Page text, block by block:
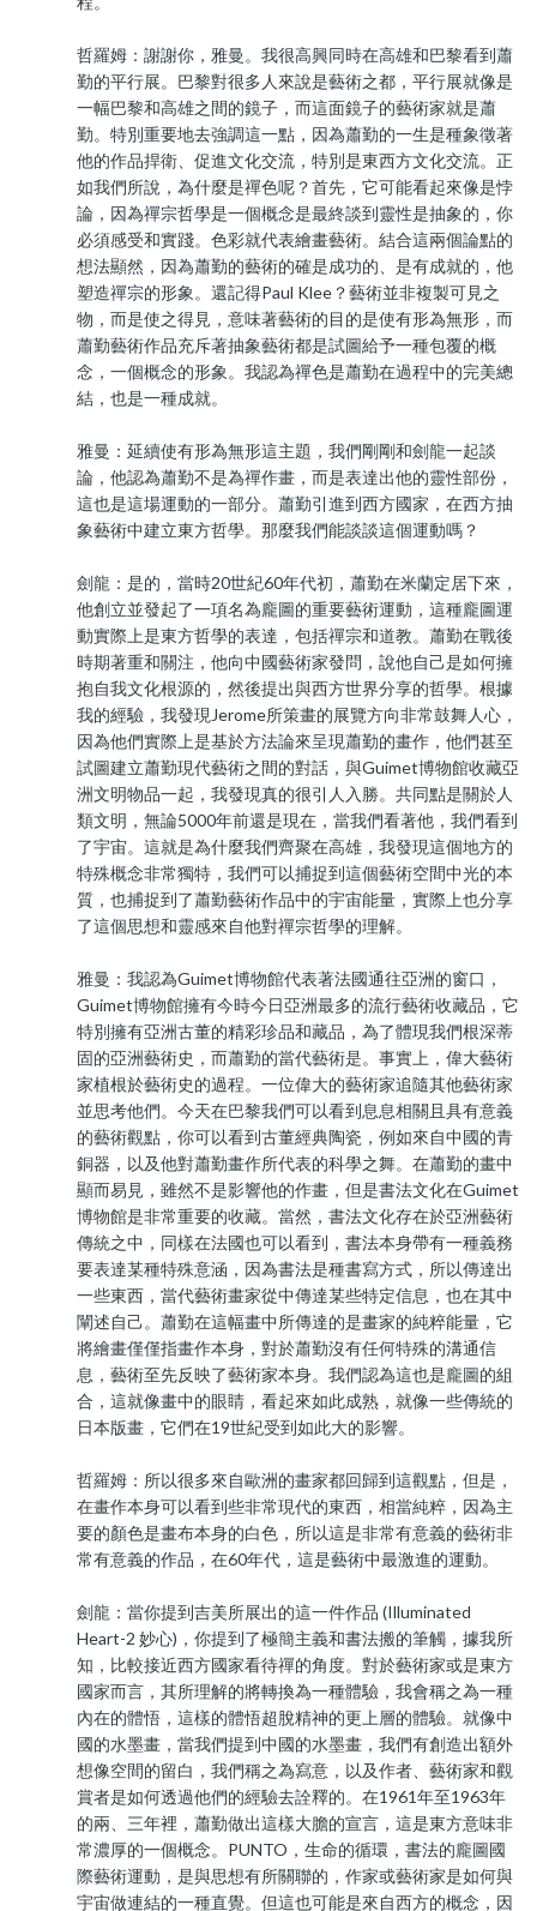
哲羅姆：謝謝你，雅曼。我很高興同時在高雄和巴黎看到蕭
勤的平行展。巴黎對很多人來說是藝術之都，平行展就像是
一幅巴黎和高雄之間的鏡子，而這面鏡子的藝術家就是蕭
勤。特別重要地去強調這一點，因為蕭勤的一生是種象徵著
他的作品捍衛、促進文化交流，特別是東西方文化交流。正
如我們所說，為什麼是禪色呢？首先，它可能看起來像是悖
論，因為禪宗哲學是一個概念是最終談到靈性是抽象的，你
必須感受和實踐。色彩就代表繪畫藝術。結合這兩個論點的
想法顯然，因為蕭勤的藝術的確是成功的、是有成就的，他
塑造禪宗的形象。還記得Paul Klee？藝術並非複製可見之
物，而是使之得見，意味著藝術的目的是使有形為無形，而
蕭勤藝術作品充斥著抽象藝術都是試圖給予一種包覆的概
念，一個概念的形象。我認為禪色是蕭勤在過程中的完美總
結，也是一種成就。
雅曼：延續使有形為無形這主題，我們剛剛和劍龍一起談
論，他認為蕭勤不是為禪作畫，而是表達出他的靈性部份，
這也是這場運動的一部分。蕭勤引進到西方國家，在西方抽
象藝術中建立東方哲學。那麼我們能談談這個運動嗎？
劍龍：是的，當時20世紀60年代初，蕭勤在米蘭定居下來，
他創立並發起了一項名為龐圖的重要藝術運動，這種龐圖運
動實際上是東方哲學的表達，包括禪宗和道教。蕭勤在戰後
時期著重和關注，他向中國藝術家發問，說他自己是如何擁
抱自我文化根源的，然後提出與西方世界分享的哲學。根據
我的經驗，我發現Jerome所策畫的展覽方向非常鼓舞人心，
因為他們實際上是基於方法論來呈現蕭勤的畫作，他們甚至
試圖建立蕭勤現代藝術之間的對話，與Guimet博物館收藏亞
洲文明物品一起，我發現真的很引人入勝。共同點是關於人
類文明，無論5000年前還是現在，當我們看著他，我們看到
了宇宙。這就是為什麼我們齊聚在高雄，我發現這個地方的
特殊概念非常獨特，我們可以捕捉到這個藝術空間中光的本
質，也捕捉到了蕭勤藝術作品中的宇宙能量，實際上也分享
了這個思想和靈感來自他對禪宗哲學的理解。
雅曼：我認為Guimet博物館代表著法國通往亞洲的窗口，
Guimet博物館擁有今時今日亞洲最多的流行藝術收藏品，它
特別擁有亞洲古董的精彩珍品和藏品，為了體現我們根深蒂
固的亞洲藝術史，而蕭勤的當代藝術是。事實上，偉大藝術
家植根於藝術史的過程。一位偉大的藝術家追隨其他藝術家
並思考他們。今天在巴黎我們可以看到息息相關且具有意義
的藝術觀點，你可以看到古董經典陶瓷，例如來自中國的青
銅器，以及他對蕭勤畫作所代表的科學之舞。在蕭勤的畫中
顯而易見，雖然不是影響他的作畫，但是書法文化在Guimet
博物館是非常重要的收藏。當然，書法文化存在於亞洲藝術
傳統之中，同樣在法國也可以看到，書法本身帶有一種義務
要表達某種特殊意涵，因為書法是種書寫方式，所以傳達出
一些東西，當代藝術畫家從中傳達某些特定信息，也在其中
闡述自己。蕭勤在這幅畫中所傳達的是畫家的純粹能量，它
將繪畫僅僅指畫作本身，對於蕭勤沒有任何特殊的溝通信
息，藝術至先反映了藝術家本身。我們認為這也是龐圖的組
合，這就像畫中的眼睛，看起來如此成熟，就像一些傳統的
日本版畫，它們在19世紀受到如此大的影響。
哲羅姆：所以很多來自歐洲的畫家都回歸到這觀點，但是，
在畫作本身可以看到些非常現代的東西，相當純粹，因為主
要的顏色是畫布本身的白色，所以這是非常有意義的藝術非
常有意義的作品，在60年代，這是藝術中最激進的運動。
劍龍：當你提到吉美所展出的這一件作品 (Illuminated
Heart-2 妙心)，你提到了極簡主義和書法搬的筆觸，據我所
知，比較接近西方國家看待禪的角度。對於藝術家或是東方
國家而言，其所理解的將轉換為一種體驗，我會稱之為一種
內在的體悟，這樣的體悟超脫精神的更上層的體驗。就像中
國的水墨畫，當我們提到中國的水墨畫，我們有創造出額外
想像空間的留白，我們稱之為寫意，以及作者、藝術家和觀
賞者是如何透過他們的經驗去詮釋的。在1961年至1963年
的兩、三年裡，蕭勤做出這樣大膽的宣言，這是東方意味非
常濃厚的一個概念。PUNTO，生命的循環，書法的龐圖國
際藝術運動，是與思想有所關聯的，作家或藝術家是如何與
宇宙做連結的一種直覺。但這也可能是來自西方的概念，因